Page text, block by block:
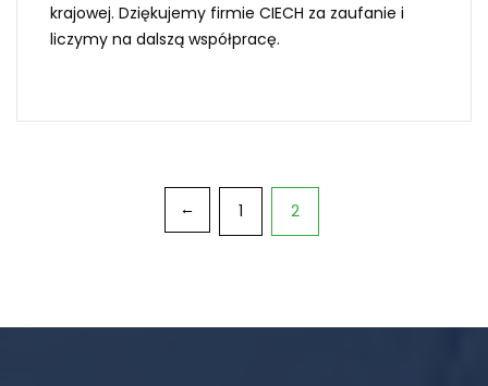
krajowej. Dziękujemy firmie CIECH za zaufanie i
liczymy na dalszą współpracę.
Stronicowanie
← 1 2